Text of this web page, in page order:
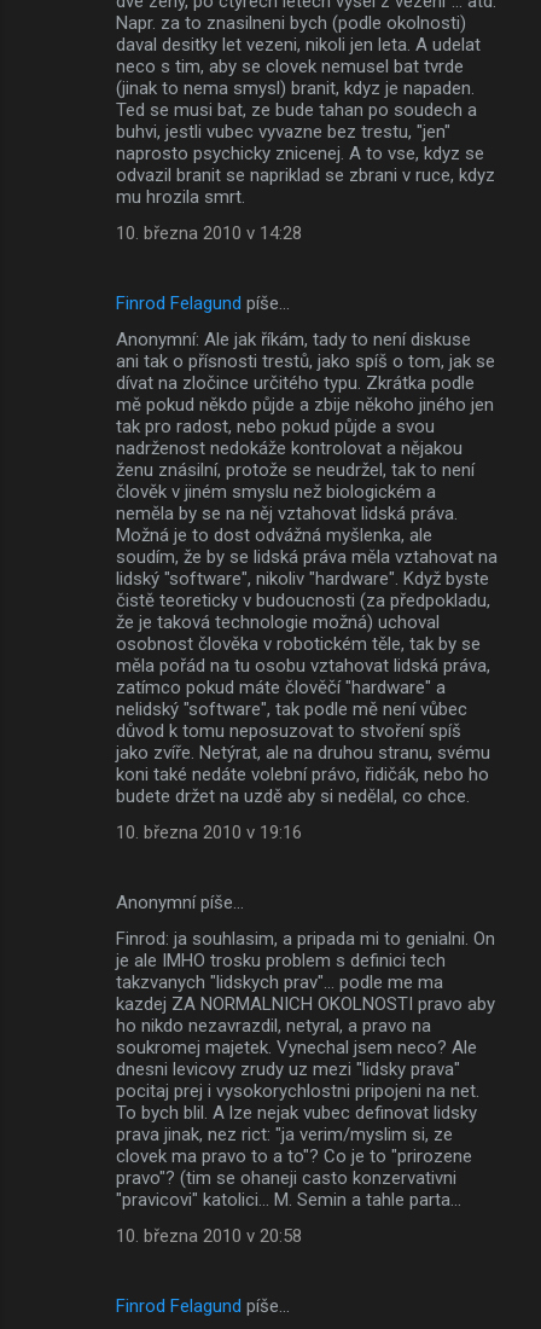
Napr. za to znasilneni bych (podle okolnosti)
daval desitky let vezeni, nikoli jen leta. A udelat
neco s tim, aby se clovek nemusel bat tvrde
(jinak to nema smysl) branit, kdyz je napaden.
Ted se musi bat, ze bude tahan po soudech a
buhvi, jestli vubec vyvazne bez trestu, "jen"
naprosto psychicky znicenej. A to vse, kdyz se
odvazil branit se napriklad se zbrani v ruce, kdyz
mu hrozila smrt.
10. března 2010 v 14:28
Finrod Felagund píše…
Anonymní: Ale jak říkám, tady to není diskuse
ani tak o přísnosti trestů, jako spíš o tom, jak se
dívat na zločince určitého typu. Zkrátka podle
mě pokud někdo půjde a zbije někoho jiného jen
tak pro radost, nebo pokud půjde a svou
nadrženost nedokáže kontrolovat a nějakou
ženu znásilní, protože se neudržel, tak to není
člověk v jiném smyslu než biologickém a
neměla by se na něj vztahovat lidská práva.
Možná je to dost odvážná myšlenka, ale
soudím, že by se lidská práva měla vztahovat na
lidský "software", nikoliv "hardware". Když byste
čistě teoreticky v budoucnosti (za předpokladu,
že je taková technologie možná) uchoval
osobnost člověka v robotickém těle, tak by se
měla pořád na tu osobu vztahovat lidská práva,
zatímco pokud máte člověčí "hardware" a
nelidský "software", tak podle mě není vůbec
důvod k tomu neposuzovat to stvoření spíš
jako zvíře. Netýrat, ale na druhou stranu, svému
koni také nedáte volební právo, řidičák, nebo ho
budete držet na uzdě aby si nedělal, co chce.
10. března 2010 v 19:16
Anonymní píše…
Finrod: ja souhlasim, a pripada mi to genialni. On
je ale IMHO trosku problem s definici tech
takzvanych "lidskych prav"... podle me ma
kazdej ZA NORMALNICH OKOLNOSTI pravo aby
ho nikdo nezavrazdil, netyral, a pravo na
soukromej majetek. Vynechal jsem neco? Ale
dnesni levicovy zrudy uz mezi "lidsky prava"
pocitaj prej i vysokorychlostni pripojeni na net.
To bych blil. A lze nejak vubec definovat lidsky
prava jinak, nez rict: "ja verim/myslim si, ze
clovek ma pravo to a to"? Co je to "prirozene
pravo"? (tim se ohaneji casto konzervativni
"pravicovi" katolici... M. Semin a tahle parta...
10. března 2010 v 20:58
Finrod Felagund píše…